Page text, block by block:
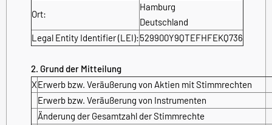
Ort:
Hamburg
Deutschland
Legal Entity Identifier (LEI):529900Y9QTEFHFEKQ736
2. Grund der Mitteilung
XErwerb bzw. Veräußerung von Aktien mit Stimmrechten
Erwerb bzw. Veräußerung von Instrumenten
Änderung der Gesamtzahl der Stimmrechte